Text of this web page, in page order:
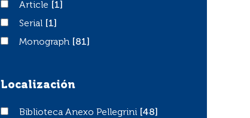
ArticleArticle
[1]
SerialSerial
[1]
Monograph
Monograph [81]
Localización
Biblioteca Anexo Pellegrini
Biblioteca Anexo Pellegrini
[48]